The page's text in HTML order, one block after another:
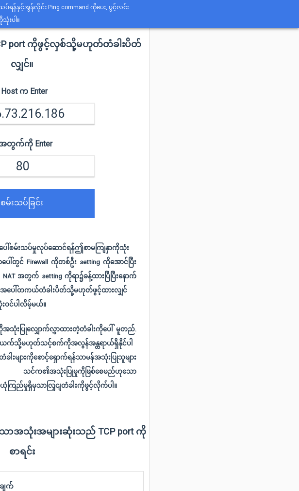
ပ်ရန်နှင့်အွန်လိုင်း Ping command ကိုပေး, ပွင့်လင်း
းပါ။
port ကိုဖွင့်လှစ်သို့မဟုတ်တံခါးပိတ်
လျှင်။
က Enter
တွက်ကို Enter
စမ်းသပ်ခြင်း
ါ်စမ်းသပ်မှုလုပ်ဆောင်ရန်ဤစာမကျြနှာကိုသုံး
တွင် Firewall ကိုတစ်ဦး setting ကိုအောင်ပြီး
အတွက် setting ကိုရာ၌ခန့်ထားပြီပြီးနောက်
ပေါ်တကယ်တံခါးပိတ်သို့မဟုတ်ဖွင့်ထားလျှင်
းဝင်ပါလိမ့်မယ်။
းပြုလျှောက်လွှာထားတဲ့တံခါးကိုပေါ် မူတည်.
က်သို့မဟုတ်သင့်စက်ကိုအလွန်အန္တရာယ်ရှိနိုင်ပါ
ျားကိုစောင့်ရှောက်ရန်သာမန်အသုံးပြုသူများ
သင်က၏အသုံးပြုမှုကိုဖြစ်စေမည်ဟုသော
ြည်မှုရှိမှသာလြှငျတံခါးကိုဖွင့်လိုက်ပါ။
အသုံးအများဆုံးသည် TCP port ကို
စာရင်း
ချက်